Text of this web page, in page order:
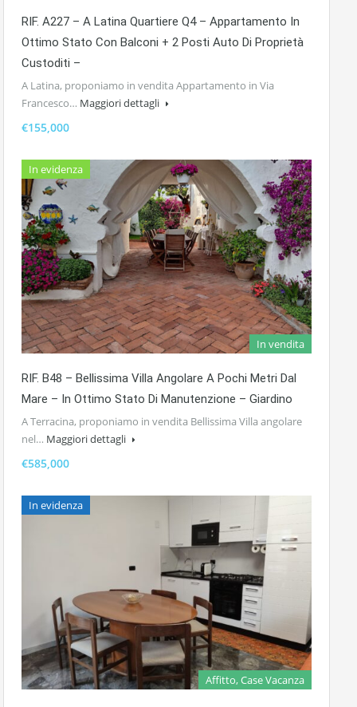
RIF. A227 – A Latina Quartiere Q4 – Appartamento In
Ottimo Stato Con Balconi + 2 Posti Auto Di Proprietà
Custoditi –
A Latina, proponiamo in vendita Appartamento in Via
Francesco… Maggiori dettagli
€155,000
In evidenza
In vendita
RIF. B48 – Bellissima Villa Angolare A Pochi Metri Dal
Mare – In Ottimo Stato Di Manutenzione – Giardino
A Terracina, proponiamo in vendita Bellissima Villa angolare
nel… Maggiori dettagli
€585,000
In evidenza
Affitto, Case Vacanza